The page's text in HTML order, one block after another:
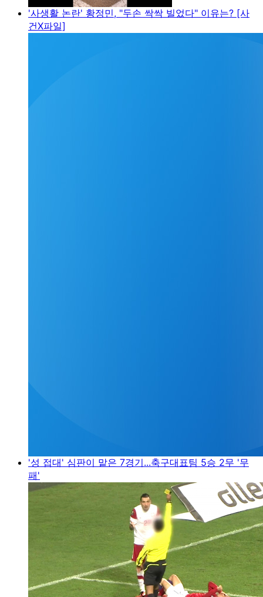
'사생활 논란' 황정민, "두손 싹싹 빌었다" 이유는? [사
건X파일]
'성 접대' 심판이 맡은 7경기...축구대표팀 5승 2무 '무
패'